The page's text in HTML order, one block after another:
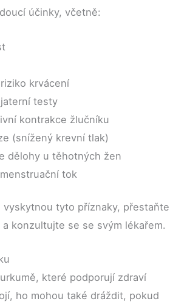
účinky, včetně:
krvácení
testy
kontrakce žlučníku
(snížený krevní tlak)
dělohy u těhotných žen
tok
vyskytnou tyto příznaky, přestaňte
konzultujte se se svým lékařem.
které podporují zdraví
ho mohou také dráždit, pokud